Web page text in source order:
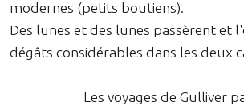
modernes (petits boutiens).
Des lunes et des lunes passèrent et
dégâts considérables dans les deux
Les voyages de Gulliver